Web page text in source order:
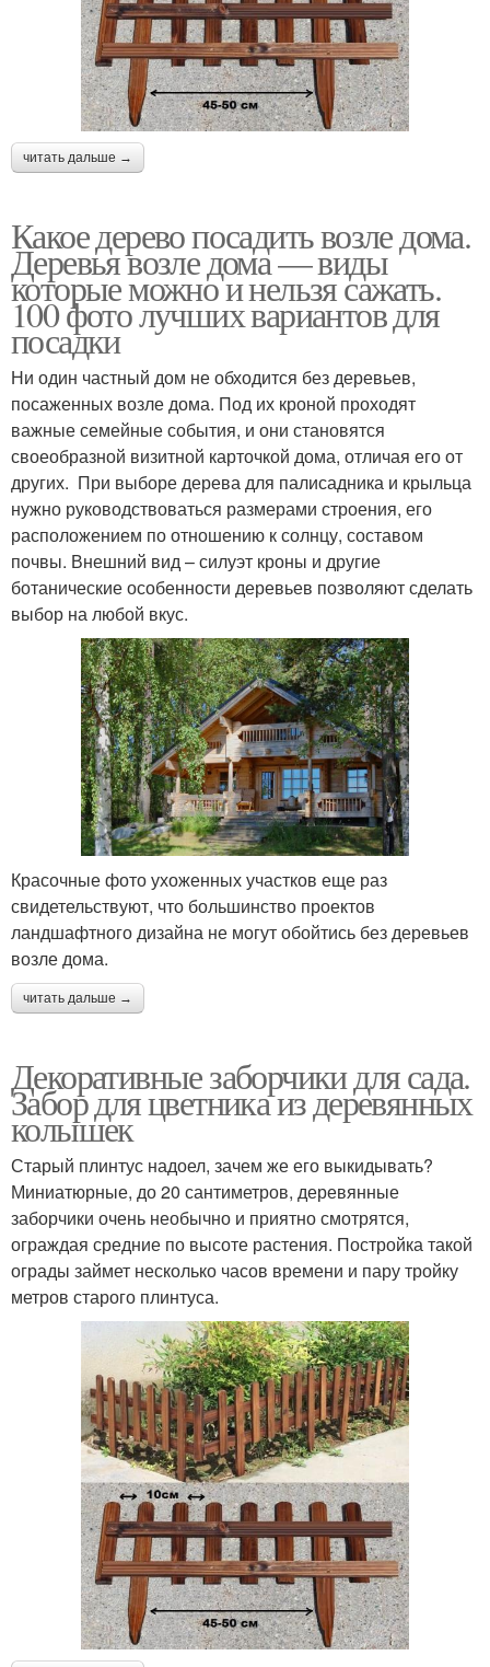
читать дальше →
Какое дерево посадить возле дома.
Деревья возле дома — виды
которые можно и нельзя сажать.
100 фото лучших вариантов для
посадки
Ни один частный дом не обходится без деревьев,
посаженных возле дома. Под их кроной проходят
важные семейные события, и они становятся
своеобразной визитной карточкой дома, отличая его от
других. При выборе дерева для палисадника и крыльца
нужно руководствоваться размерами строения, его
расположением по отношению к солнцу, составом
почвы. Внешний вид – силуэт кроны и другие
ботанические особенности деревьев позволяют сделать
выбор на любой вкус.
Красочные фото ухоженных участков еще раз
свидетельствуют, что большинство проектов
ландшафтного дизайна не могут обойтись без деревьев
возле дома.
читать дальше →
Декоративные заборчики для сада.
Забор для цветника из деревянных
колышек
Старый плинтус надоел, зачем же его выкидывать?
Миниатюрные, до 20 сантиметров, деревянные
заборчики очень необычно и приятно смотрятся,
ограждая средние по высоте растения. Постройка такой
ограды займет несколько часов времени и пару тройку
метров старого плинтуса.